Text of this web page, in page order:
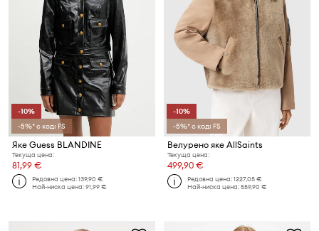
-10%
-5%* с код: FS
Яке Guess BLANDINE
Текуща цена:
81,99 €
Редовна цена:139,90 €
Най-ниска цена:91,99 €
-10%
-5%* с код: FS
Велурено яке AllSaints
Текуща цена:
499,90 €
Редовна цена:1227,05 €
Най-ниска цена:559,90 €